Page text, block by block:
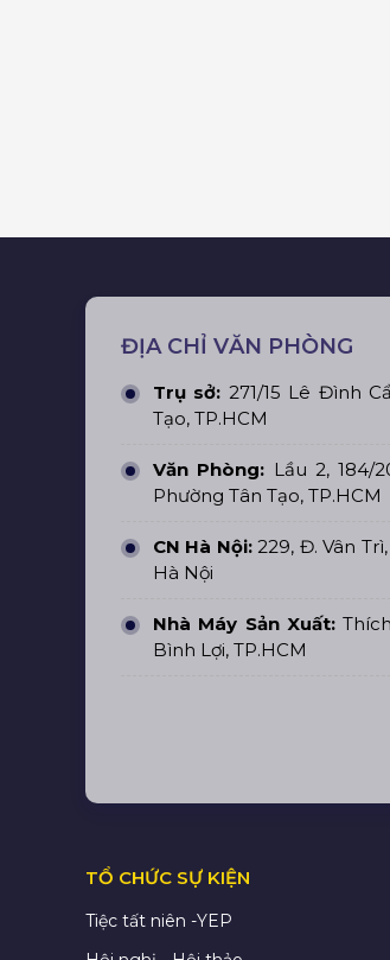
ĐỊA CHỈ VĂN PHÒNG
Trụ sở: 271/15 Lê Đình
Tạo, TP.HCM
Văn Phòng: Lầu 2, 184/
Phường Tân Tạo, TP.HCM
CN Hà Nội:229, Đ. Vân
Hà Nội
Nhà Máy Sản Xuất:
Bình Lợi, TP.HCM
TỔ CHỨC SỰ KIỆN
Tiệc tất niên -YEP